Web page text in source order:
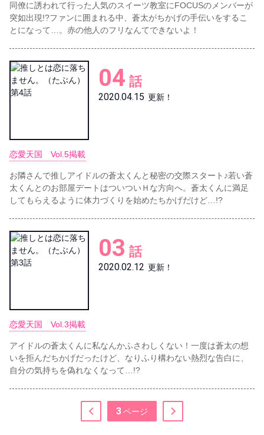
同僚に誘われて行った人気のスイーツ教室にFOCUSのメンバーが
突如出現!?ファンに囲まれる中、蒼太がちかげの手伝いをするこ
とになって…。赤の他人のフリなんてできないよ！
04 話
2020.04.15 更新！
恋愛天国 Vol.5掲載
お隣さんで推しアイドルの蒼太くんと秘密の交際スタート♪若い蒼
太くんとのお部屋デートはついついＨな方向へ。蒼太くんに満足
してもらえるように体力づくりを始めたちかげだけど…!?
03 話
2020.02.12 更新！
恋愛天国 Vol.3掲載
アイドルの蒼太くんに私なんかふさわしくない！一度は蒼太の想
いを拒んだちかげだったけど、なりふり構わない熱烈な告白に、
自分の気持ちを偽れなくなって…!?
3